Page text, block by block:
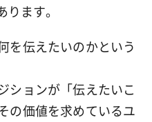
ます。
を伝えたいのかという
ションが「伝えたいこ
の価値を求めているユ